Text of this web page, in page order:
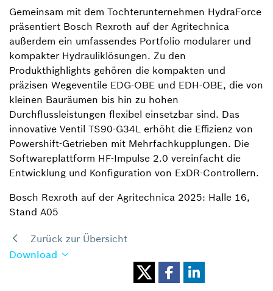
Gemeinsam mit dem Tochterunternehmen HydraForce
präsentiert Bosch Rexroth auf der Agritechnica
außerdem ein umfassendes Portfolio modularer und
kompakter Hydrauliklösungen. Zu den
Produkthighlights gehören die kompakten und
präzisen Wegeventile EDG-OBE und EDH-OBE, die von
kleinen Bauräumen bis hin zu hohen
Durchflussleistungen flexibel einsetzbar sind. Das
innovative Ventil TS90-G34L erhöht die Effizienz von
Powershift-Getrieben mit Mehrfachkupplungen. Die
Softwareplattform HF-Impulse 2.0 vereinfacht die
Entwicklung und Konfiguration von ExDR-Controllern.
Bosch Rexroth auf der Agritechnica 2025: Halle 16,
Stand A05
Zurück zur Übersicht
Download